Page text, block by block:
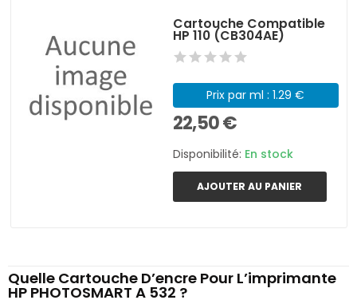
Cartouche Compatible
HP 110 (CB304AE)
Prix par ml : 1.29 €
22,50 €
Disponibilité: En stock
AJOUTER AU PANIER
Quelle Cartouche D’encre Pour L’imprimante
HP PHOTOSMART A 532 ?